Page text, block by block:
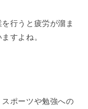
行うと疲労が溜ま
すよね。
ポーツや勉強への